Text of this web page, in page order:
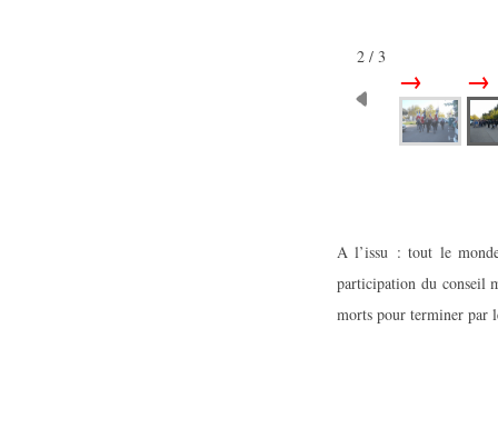
2 / 3
A l’issu : tout le
participation du conseil
morts pour terminer par